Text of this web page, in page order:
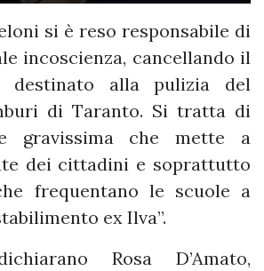
si è reso responsabile di
incoscienza, cancellando il
destinato alla pulizia del
di Taranto. Si tratta di
gravissima che mette a
dei cittadini e soprattutto
frequentano le scuole a
ex Ilva”.
Rosa D’Amato,